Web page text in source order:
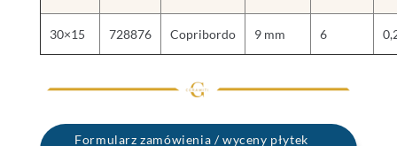
30×15 728876 Copribordo 9 mm 6
Formularz zamówienia / wyceny płytek